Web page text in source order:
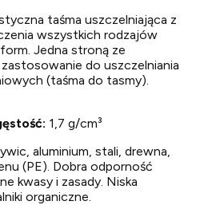
taśma uszczelniająca z
wszystkich rodzajów
Jedna stroną ze
do uszczelniania
(taśma do tasmy).
1,7 g/cm³
aluminium, stali, drewna,
(PE). Dobra odporność
kwasy i zasady. Niska
organiczne.